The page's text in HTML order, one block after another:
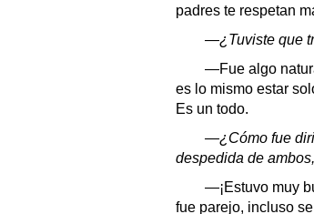
padres te respetan
—¿Tuviste que
—Fue algo
es lo mismo estar
Es un todo.
—¿Cómo fue
despedida de
—¡Estuvo muy
fue parejo, incluso